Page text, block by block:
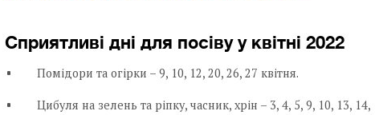
Сприятливі дні для посіву у квітні 2022
Помідори та огірки – 9, 10, 12, 20, 26, 27 квітня.
Цибуля на зелень та ріпку, часник, хрін – 3, 4, 5, 9, 10, 13, 14,